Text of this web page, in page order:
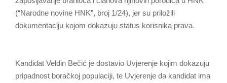
(“Narodne novine HNK”, broj 1/24), jer su priložili
dokumentaciju kojom dokazuju status korisnika prava.
Kandidat Veldin Bečić je dostavio Uvjerenje kojim dokazuju
pripadnost boračkoj populaciji, te Uvjerenje da kandidat ima